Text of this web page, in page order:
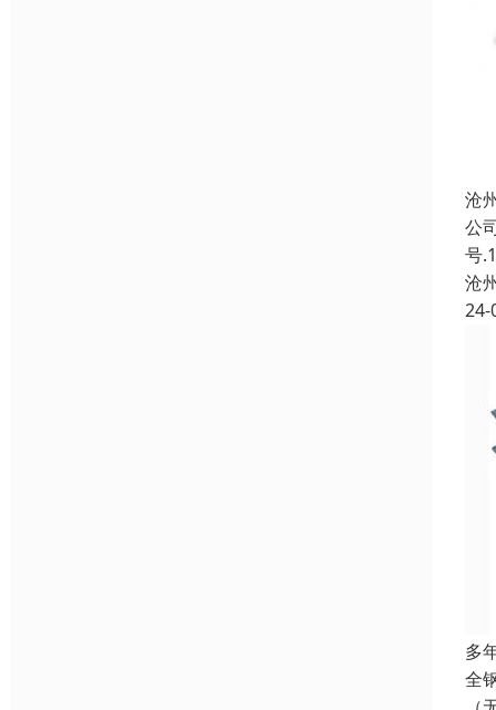
沧
公
号
沧
24-
多
全